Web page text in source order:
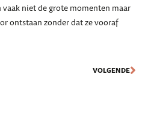
niet de grote momenten maar
ontstaan zonder dat ze vooraf
VOLGENDE